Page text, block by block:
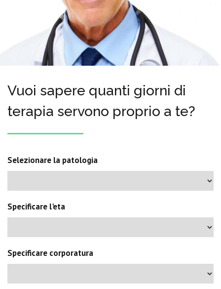
Vuoi sapere quanti giorni di
terapia servono proprio a te?
Selezionare la patologia
Specificare l'eta
Specificare corporatura